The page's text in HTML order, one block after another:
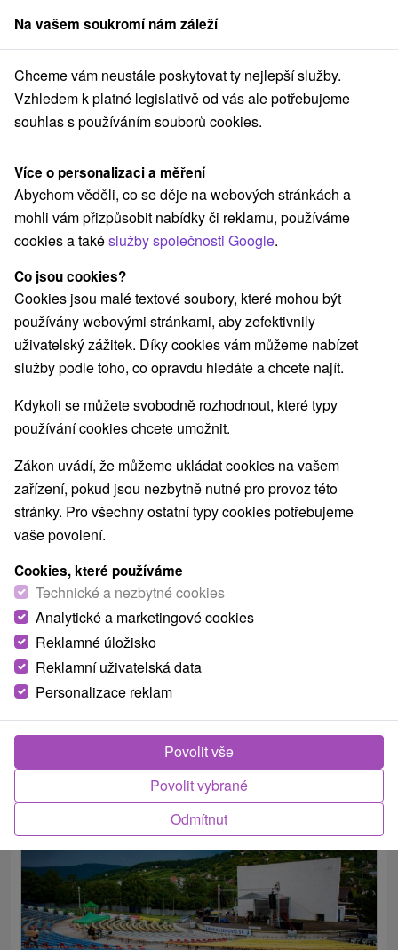
člen skupinySorger
na Slovensku Amfiteátre a kiná v prírode Východné Slovensko
Amfiteátre a kiná v prírode
Východné Slovensko
Kategorie
Všechny kategorie
Sakrálne miesta(11)
Vyhliadkové veže a chodníky
Hrady, zámky, zrúcaniny(24)
Vyhliadkové lety a plavby(2) Šport (10)
Jazda na koni(4) Skanzeny(12) Divadlá(3)
Horské chaty (15) Kaštiele(12)
Architektonické stavby(6) Lyžiarske strediská (17)
Mestské a zámocké parky (7) Pramene
Golfové ihriská Vínne cesty
Amfiteátre a kiná v prírode
Túry a turistické chodníky (52) (44) Jaskyne
Bobové dráhy Lanové dráhy
Adrenalinové atrakcie
Múzeá a galérie(30) ZOO a zvieracie farmy
Botanické záhrady(3) Escaperoom
Jazerá, plesá, vodné nádrže(38) Atrakce s dětmi
Technické pamiatky(15)
Drevené kostolíky(29) Aquaparky, kúpaliská
Planetária a observatória
Červený Kláštor(1)
Na vašem soukromí nám záleží
Chceme vám neustále poskytovat ty nejlepší služby.
Vzhledem k platné legislativě od vás ale potřebujeme
souhlas s používáním souborů cookies.
Více o personalizaci a měření
Abychom věděli, co se děje na webových stránkách a
mohli vám přizpůsobit nabídky či reklamu, používáme
cookies a takéslužby společnosti Google.
Co jsou cookies?
Cookies jsou malé textové soubory, které mohou být
používány webovými stránkami, aby zefektivnily
uživatelský zážitek. Díky cookies vám můžeme nabízet
služby podle toho, co opravdu hledáte a chcete najít.
Kdykoli se můžete svobodně rozhodnout, které typy
používání cookies chcete umožnit.
Zákon uvádí, že můžeme ukládat cookies na vašem
zařízení, pokud jsou nezbytně nutné pro provoz této
stránky. Pro všechny ostatní typy cookies potřebujeme
vaše povolení.
Cookies, které používáme
Technické a nezbytné cookies
Analytické a marketingové cookies
Reklamné úložisko
Reklamní uživatelská data
Personalizace reklam
Odmítnut
Povolit vybrané
Povolit vše